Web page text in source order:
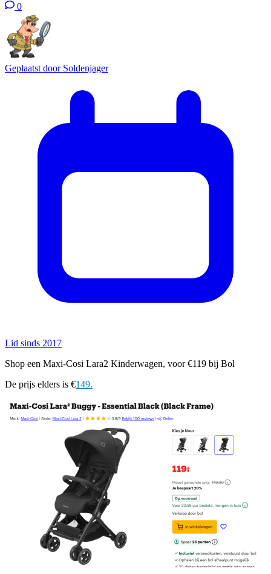
0
Geplaatst door Soldenjager
Lid sinds 2017
Shop een Maxi-Cosi Lara2 Kinderwagen, voor €119 bij Bol
De prijs elders is €149.